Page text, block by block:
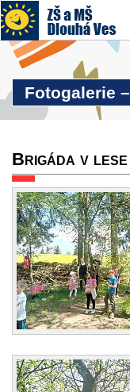
Fotogalerie
Brigáda v